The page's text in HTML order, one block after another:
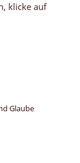
klicke auf
Glaube